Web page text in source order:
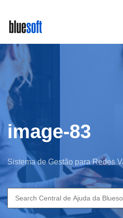
main
content
image-83
Sistema de Gestão para Redes
Search
for: